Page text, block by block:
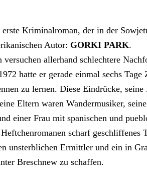
erste Kriminalroman, der in der
Autor: GORKI PARK.
versuchen allerhand schlechtere
hatte er gerade einmal sechs Tage
zu lernen. Diese Eindrücke,
Eltern waren Wandermusiker,
einer Frau mit spanischen und
scharf geschliffenes
unsterblichen Ermittler und ein in
Breschnew zu schaffen.